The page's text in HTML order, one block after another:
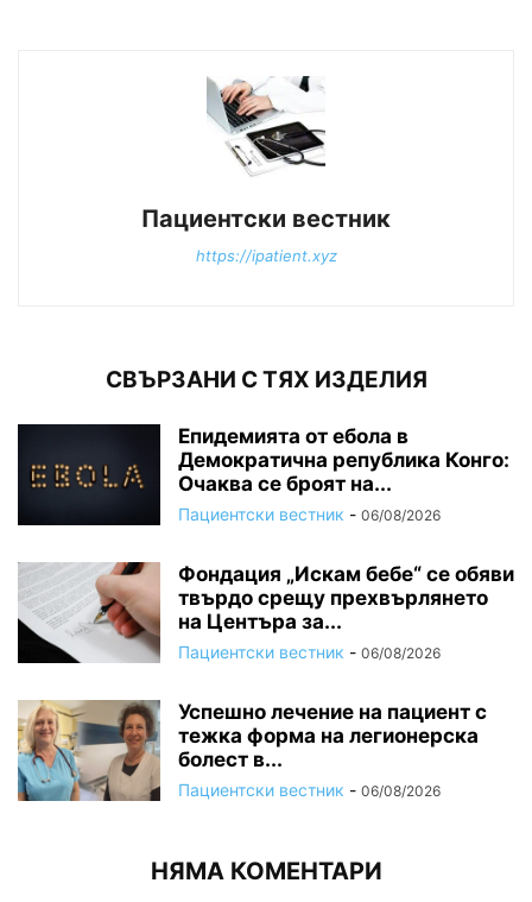
Пациентски вестник
https://ipatient.xyz
СВЪРЗАНИ С ТЯХ ИЗДЕЛИЯ
Епидемията от ебола в
Демократична република Конго:
Очаква се броят на...
Пациентски вестник - 06/08/2026
Фондация „Искам бебе“ се обяви
твърдо срещу прехвърлянето
на Центъра за...
Пациентски вестник - 06/08/2026
Успешно лечение на пациент с
тежка форма на легионерска
болест в...
Пациентски вестник - 06/08/2026
НЯМА КОМЕНТАРИ